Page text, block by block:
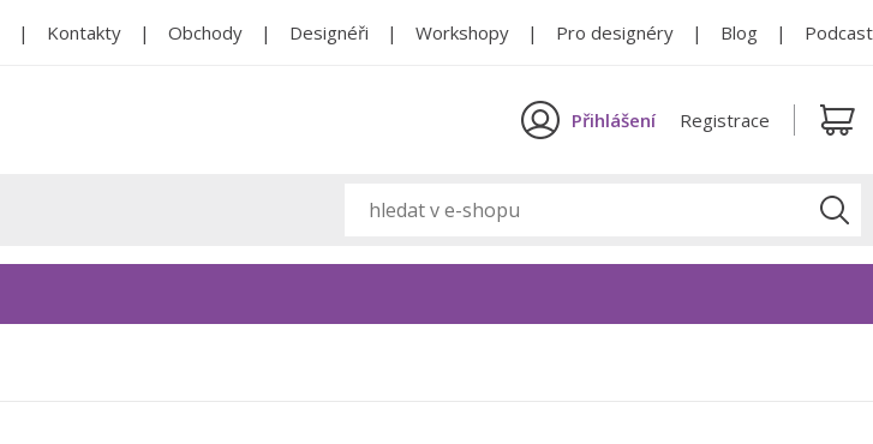
Kontakty Obchody Designéři Workshopy Pro designéry Blog Podcast
Přihlášení Registrace